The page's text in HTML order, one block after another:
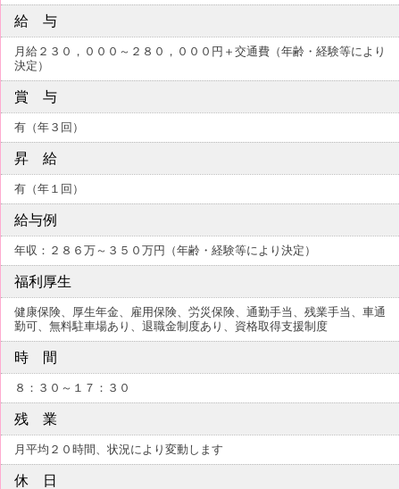
給 与
月給２３０，０００～２８０，０００円＋交通費（年齢・経験等により
決定）
賞 与
有（年３回）
昇 給
有（年１回）
給与例
年収：２８６万～３５０万円（年齢・経験等により決定）
福利厚生
健康保険、厚生年金、雇用保険、労災保険、通勤手当、残業手当、車通
勤可、無料駐車場あり、退職金制度あり、資格取得支援制度
時 間
８：３０～１７：３０
残 業
月平均２０時間、状況により変動します
休 日